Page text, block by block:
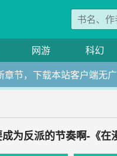
网游 科幻
章节，下载本站客户端无
为反派的节奏啊-《在